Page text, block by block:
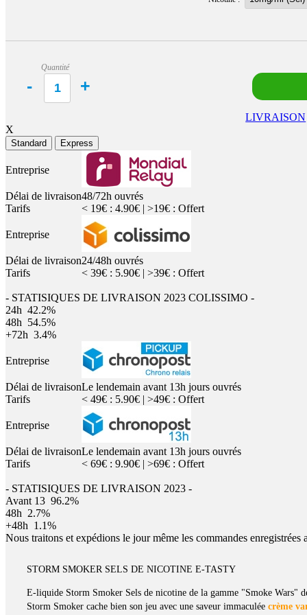
Quantité
LIVRAISON
X
Standard Express
Entreprise
Délai de livraison48/72h ouvrés
Tarifs
< 19€ : 4.90€ | >19€ : Offert
Entreprise
Délai de livraison24/48h ouvrés
Tarifs
< 39€ : 5.90€ | >39€ : Offert
- STATISIQUES DE LIVRAISON 2023 COLISSIMO -
24h 42.2%
48h 54.5%
+72h 3.4%
Entreprise
Délai de livraisonLe lendemain avant 13h jours ouvrés
Tarifs
< 49€ : 5.90€ | >49€ : Offert
Entreprise
Délai de livraisonLe lendemain avant 13h jours ouvrés
Tarifs
< 69€ : 9.90€ | >69€ : Offert
- STATISIQUES DE LIVRAISON 2023 -
Avant 13 96.2%
48h 2.7%
+48h 1.1%
Nous traitons et expédions le jour même les commandes
STORM SMOKER SELS DE NICOTINE E-TASTY
E-liquide Storm Smoker Sels de nicotine de la gamme "Smoke Wars"
Storm Smoker cache bien son jeu avec une saveur immaculée crème